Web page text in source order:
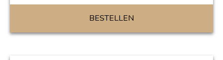
BESTELLEN